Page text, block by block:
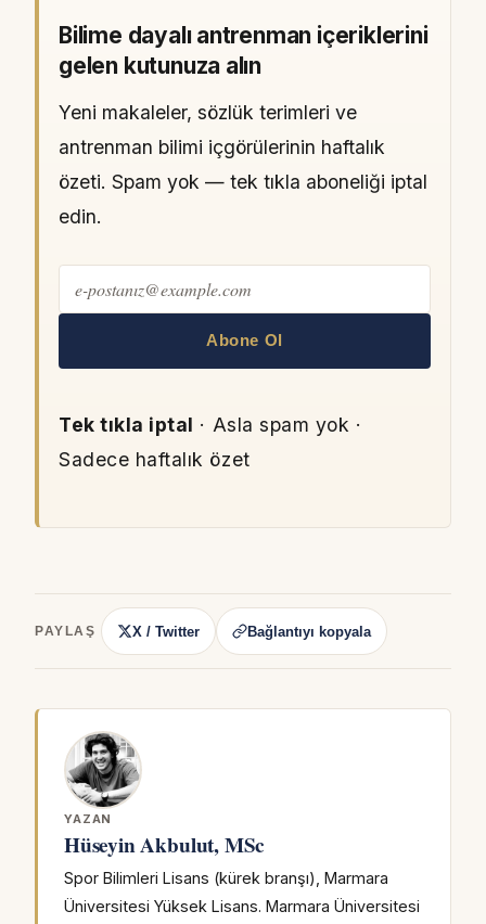
Bilime dayalı antrenman içeriklerini
gelen kutunuza alın
Yeni makaleler, sözlük terimleri ve
antrenman bilimi içgörülerinin haftalık
özeti. Spam yok — tek tıkla aboneliği iptal
edin.
Abone Ol
Tek tıkla iptal · Asla spam yok ·
Sadece haftalık özet
PAYLAŞ X / Twitter Bağlantıyı kopyala
YAZAN
Hüseyin Akbulut, MSc
Spor Bilimleri Lisans (kürek branşı), Marmara
Üniversitesi Yüksek Lisans. Marmara Üniversitesi